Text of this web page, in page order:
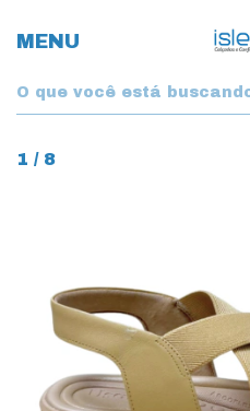
MENU
1 / 8